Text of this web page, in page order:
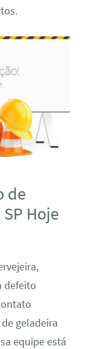
de
Hoje
defeito
geladeira
equipe está